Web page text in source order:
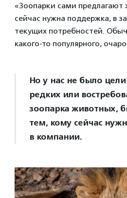
«Зоопарки сами
сейчас нужна поддержка, в
текущих потребностей.
какого-то популярного,
Но у нас не было
редких или
зоопарка животных,
тем, кому сейчас
в компании.